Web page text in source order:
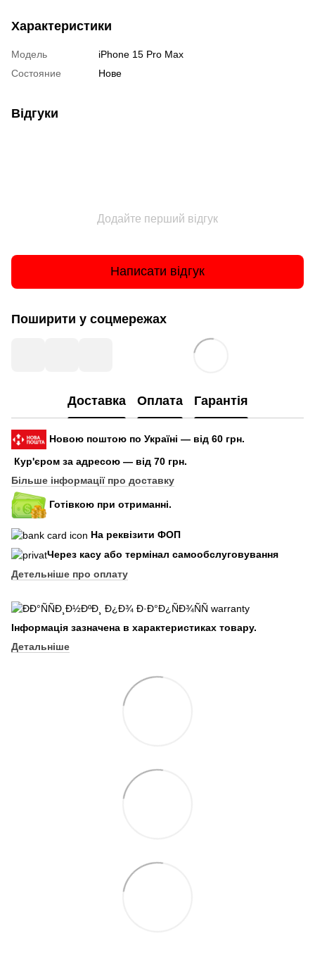
Характеристики
Модель
iPhone 15 Pro Max
Состояние
Нове
Відгуки
Додайте перший відгук
Написати відгук
Поширити у соцмережах
Доставка Оплата Гарантія
Новою поштою по Україні — від 60 грн.
Кур'єром за адресою — від 70 грн.
Більше інформації про доставку
Готівкою при отриманні.
На реквізити ФОП
Через касу або термінал самообслуговування
Детельніше про оплату
Інформація зазначена в характеристиках товару.
Детальніше